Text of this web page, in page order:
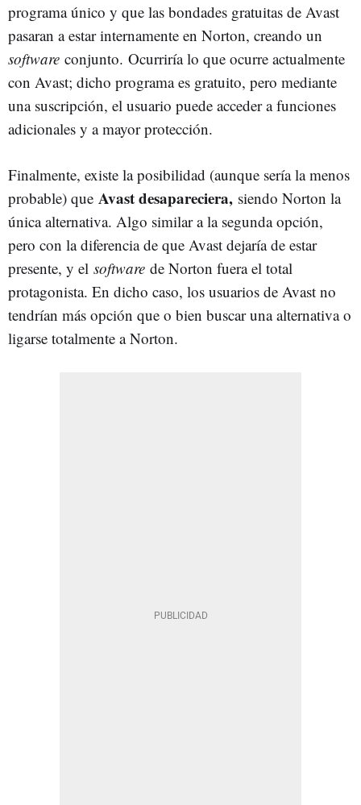
programa único y que las bondades gratuitas de Avast
pasaran a estar internamente en Norton, creando un
software conjunto. Ocurriría lo que ocurre actualmente
con Avast; dicho programa es gratuito, pero mediante
una suscripción, el usuario puede acceder a funciones
adicionales y a mayor protección.
Finalmente, existe la posibilidad (aunque sería la menos
probable) que Avast desapareciera, siendo Norton la
única alternativa. Algo similar a la segunda opción,
pero con la diferencia de que Avast dejaría de estar
presente, y el software de Norton fuera el total
protagonista. En dicho caso, los usuarios de Avast no
tendrían más opción que o bien buscar una alternativa o
ligarse totalmente a Norton.